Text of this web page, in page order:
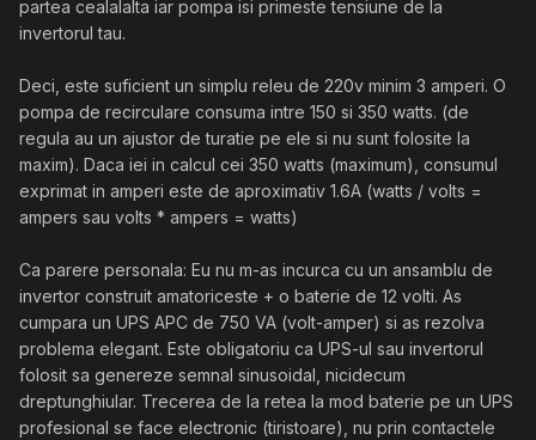
partea cealalalta iar pompa isi primeste tensiune de la
invertorul tau.
Deci, este suficient un simplu releu de 220v minim 3 amperi. O
pompa de recirculare consuma intre 150 si 350 watts. (de
regula au un ajustor de turatie pe ele si nu sunt folosite la
maxim). Daca iei in calcul cei 350 watts (maximum), consumul
exprimat in amperi este de aproximativ 1.6A (watts / volts =
ampers sau volts * ampers = watts)
Ca parere personala: Eu nu m-as incurca cu un ansamblu de
invertor construit amatoriceste + o baterie de 12 volti. As
cumpara un UPS APC de 750 VA (volt-amper) si as rezolva
problema elegant. Este obligatoriu ca UPS-ul sau invertorul
folosit sa genereze semnal sinusoidal, nicidecum
dreptunghiular. Trecerea de la retea la mod baterie pe un UPS
profesional se face electronic (tiristoare), nu prin contactele